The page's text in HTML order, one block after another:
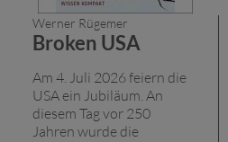
Werner Rügemer
Broken USA
Am 4. Juli 2026 feiern die
USA ein Jubiläum. An
diesem Tag vor 250
Jahren wurde die